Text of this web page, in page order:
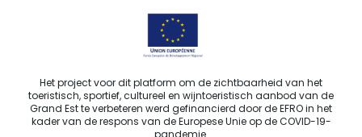
Het project voor dit platform om de zichtbaarheid van het
toeristisch, sportief, cultureel en wijntoeristisch aanbod van de
Grand Est te verbeteren werd gefinancierd door de EFRO in het
kader van de respons van de Europese Unie op de COVID-19-